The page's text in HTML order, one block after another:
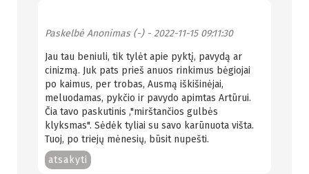
Paskelbė Anonimas (-)- 2022-11-15 09:11:30
Jau tau beniuli, tik tylėt apie pyktį, pavydą ar
cinizmą. Juk pats prieš anuos rinkimus bėgiojai
po kaimus, per trobas, Ausmą iškišinėjai,
meluodamas, pykčio ir pavydo apimtas Artūrui.
Čia tavo paskutinis ,"mirštančios gulbės
klyksmas". Sėdėk tyliai su savo karūnuota višta.
Tuoj, po triejų mėnesių, būsit nupešti.
atsakyti